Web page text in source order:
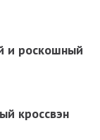
и роскошный
кроссвэн